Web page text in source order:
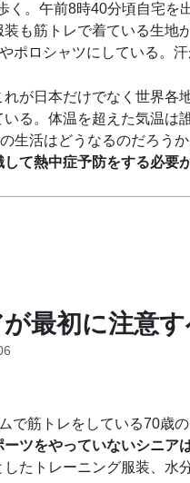
。午前8時40分頃自宅を
も筋トレで着ている生地
ポロシャツにしている。
が日本だけでなく世界各
る。体温を超えた気温は
生活はどうなるのだろうか
て熱中症予防をする必要が
最初に注意
で筋トレをしている70歳
ーツをやっていないシニア
たトレーニング服装、水